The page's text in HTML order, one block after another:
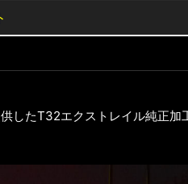
したT32エクストレイル純正加